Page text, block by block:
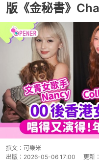
版《金秘書》
撰文： 可樂米
出版： 2026-05-06 17:00 更新：